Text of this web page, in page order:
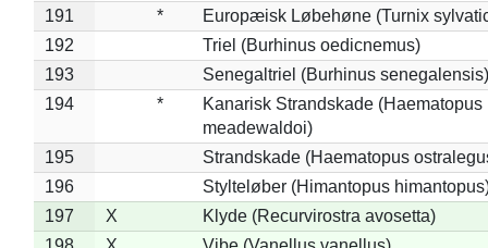
191
*
Europæisk Løbehøne (Turnix
192
Triel (Burhinus oedicnemus)
193
Senegaltriel (Burhinus senegalensis)
194
*
Kanarisk Strandskade (Haematopus
meadewaldoi)
195
Strandskade (Haematopus
196
Stylteløber (Himantopus
197
X
Klyde (Recurvirostra avosetta)